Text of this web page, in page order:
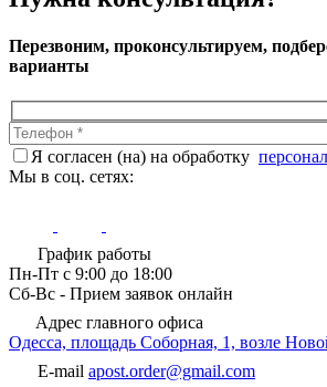
Перезвоним, проконсультируем,
варианты
Я согласен (на) на обработку
Мы в соц. сетях:
График работы
Пн-Пт с 9:00 до 18:00
Сб-Вс - Прием заявок онлайн
Адрес главного офиса
Одесса, площадь Соборная, 1, возле
E-mail apost.order@gmail.com